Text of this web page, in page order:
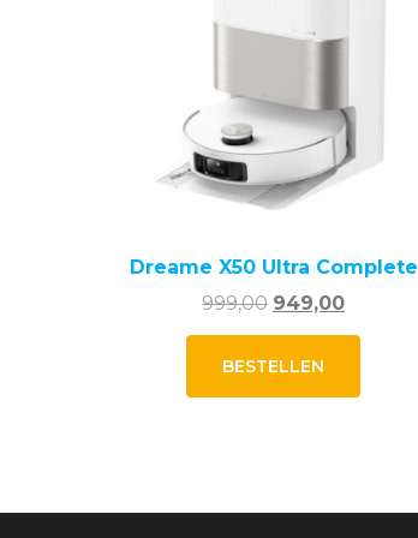
Dreame X50 Ultra Complete
999,00 Oorspronkelijke
prijs
was:
999,00.
949,00Huidige
prijs
949,00.
BESTELLEN